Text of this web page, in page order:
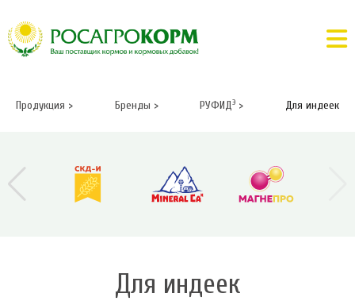
Продукция > Бренды > РУФИДЭ > Для индеек
Для индеек